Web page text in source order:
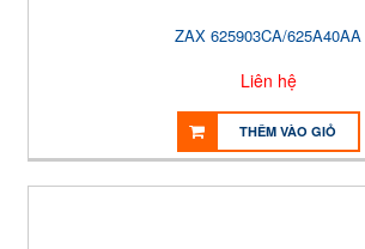
ZAX 625903CA/625A40AA
Liên hệ
THÊM VÀO GIỎ